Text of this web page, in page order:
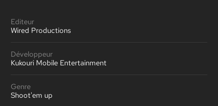
Editeur
Wired Productions
Développeur
Kukouri Mobile Entertainment
Genre
Shoot'em up